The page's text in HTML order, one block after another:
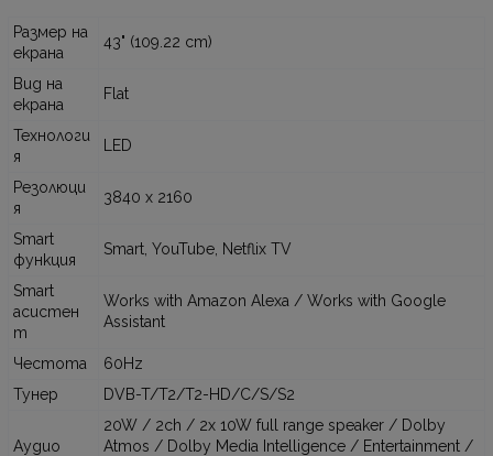
Размер на
екрана
43" (109.22 cm)
Вид на
екрана
Flat
Технологи
я
LED
Резолюци
я
3840 x 2160
Smart
функция
Smart, YouTube, Netflix TV
Smart
асистен
т
Works with Amazon Alexa / Works with Google
Assistant
Честота
60Hz
Тунер
DVB-T/T2/T2-HD/C/S/S2
Аудио
20W / 2ch / 2x 10W full range speaker / Dolby
Atmos / Dolby Media Intelligence / Entertainment /